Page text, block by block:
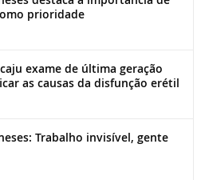
prioridade
exame de última geração
as causas da disfunção erétil
Trabalho invisível, gente